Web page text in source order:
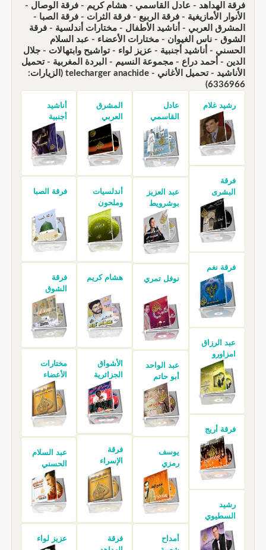
فرقة الهداهد - عادل القاسمي - هشام كريم - فرقة الوصال -
الأنوار الأمازيغية - فرقة الربيع - فرقة الثرات - فرقة الصبا -
المشرق العربي - أناشيد الأطفال - مختارات أندلسية - فرقة
الشوق - ناس الغيوان - مختارات الأعضاء - عبد السلام
الحسني - أناشيد أجنبية - عزيز لواء - تواشيح وابتهالات - جلال
الدين - أحمد دراع - مجموعة النسيم - البردة المغربية - تحميل
الأناشيد - تحميل الأغاني - telecharger anachide (الزيارات:
6336966)
رشيد غلام
فرقة
البشرى
فرقة نغم
عبد الرزاق
امزاورو
فرقة أريج
رشيد
السطيوي
عادل
القاسمي
عبد العزيز
بوشرويط
نوفل تمري
عبد الواحد
أبو حاتم
يوسف
رمزي
أمداح
المشرق
العربي
أندلسيات
وملحون
هشام كريم
الأشواق
الجزائرية
فرقة
الإسراء
فرقة
أناشيد
أجنبية
فرقة الصبا
فرقة
الشوق
مختارات
الأعضاء
عبد السلام
الحسني
عزيز لواء